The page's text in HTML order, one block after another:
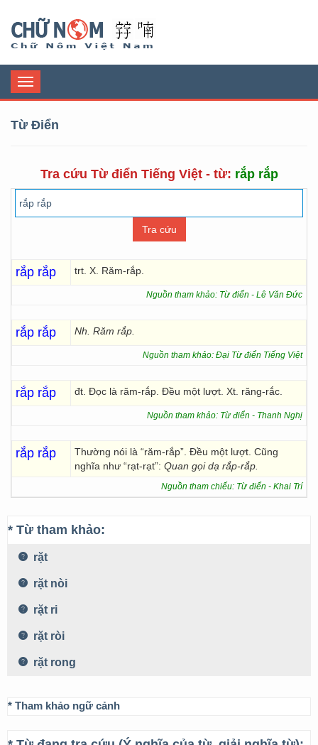
Toggle
navigation
Từ Điển
Tra cứu Từ điển Tiếng Việt - từ: rắp rắp
rắp rắp trt. X. Răm-rắp.
Nguồn tham khảo: Từ điển - Lê Văn Đức
rắp rắp Nh. Răm rắp.
Nguồn tham khảo: Đại Từ điển Tiếng Việt
rắp rắp đt. Đọc là răm-rắp. Đều một lượt. Xt. răng-rắc.
Nguồn tham khảo: Từ điển - Thanh Nghị
rắp rắp
Thường nói là “răm-rắp”. Đều một lượt. Cũng
nghĩa như “rạt-rạt”: Quan gọi dạ rắp-rắp.
Nguồn tham chiếu: Từ điển - Khai Trí
* Từ tham khảo:
rặt
rặt nòi
rặt ri
rặt ròi
rặt rong
* Tham khảo ngữ cảnh